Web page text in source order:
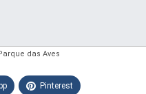
das Aves
Pinterest